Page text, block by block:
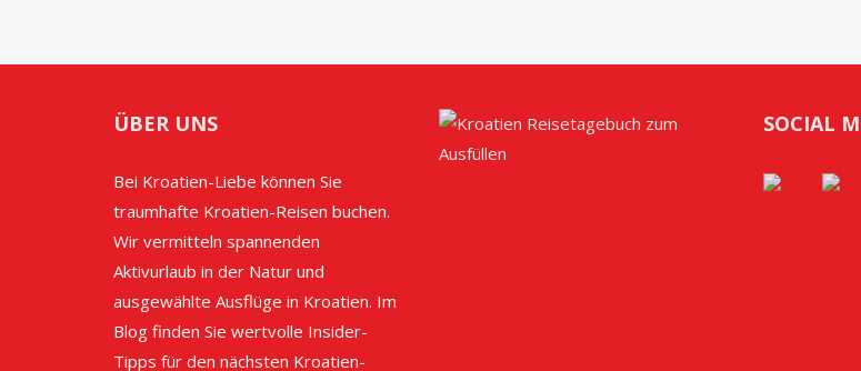
ÜBER UNS
Bei Kroatien-Liebe können Sie
traumhafte Kroatien-Reisen buchen.
Wir vermitteln spannenden
Aktivurlaub in der Natur und
ausgewählte Ausflüge in Kroatien. Im
Blog finden Sie wertvolle Insider-
Tipps für den nächsten Kroatien-
SOCIAL